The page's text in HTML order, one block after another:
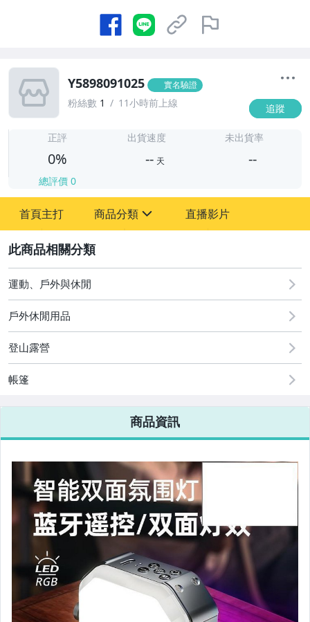
Y5898091025 實名驗證
粉絲數 1 11小時前上線 追蹤
正評
0%
總評價 0
出貨速度
-- 天
未出貨率
--
首頁主打 商品分類
圖書/影音/文具
古董、藝術與礦石
手機、配件與通訊
美容保養與彩妝
電腦、平板與周邊
運動、戶外與休閒
嬰幼兒與孕婦
汽機車精品百貨
玩具、模型與公仔
男性精品與服飾
直播影片
運動、戶外與休閒
戶外休閒用品
登山露營
帳篷
商品資訊